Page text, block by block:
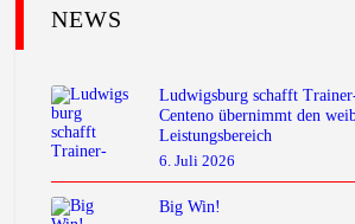
NEWS
Ludwigsburg schafft
Centeno übernimmt den
Leistungsbereich
6. Juli 2026
Big Win!